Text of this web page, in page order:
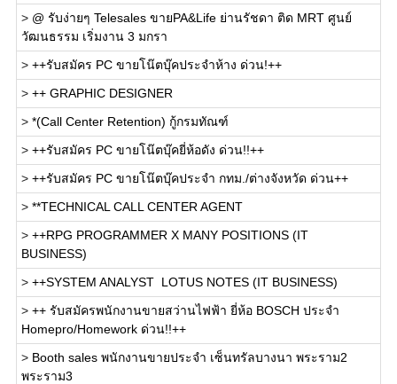
> @ รับง่ายๆ Telesales ขายPA&Life ย่านรัชดา ติด MRT ศูนย์
วัฒนธรรม เริ่มงาน 3 มกรา
> ++รับสมัคร PC ขายโน๊ตบุ๊คประจำห้าง ด่วน!++
> ++ GRAPHIC DESIGNER
> *(Call Center Retention) กู้กรมทัณฑ์
> ++รับสมัคร PC ขายโน๊ตบุ๊คยี่ห้อดัง ด่วน!!++
> ++รับสมัคร PC ขายโน๊ตบุ๊คประจำ กทม./ต่างจังหวัด ด่วน++
> **TECHNICAL CALL CENTER AGENT
> ++RPG PROGRAMMER X MANY POSITIONS (IT
BUSINESS)
> ++SYSTEM ANALYST  LOTUS NOTES (IT BUSINESS)
> ++ รับสมัครพนักงานขายสว่านไฟฟ้า ยี่ห้อ BOSCH ประจำ
Homepro/Homework ด่วน!!++
> Booth sales พนักงานขายประจำ เซ็นทรัลบางนา พระราม2
พระราม3